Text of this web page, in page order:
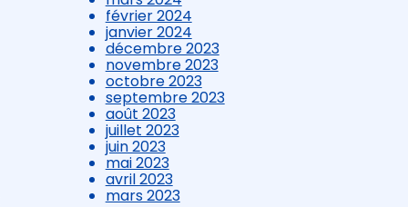
février 2024
janvier 2024
décembre 2023
novembre 2023
octobre 2023
septembre 2023
août 2023
juillet 2023
juin 2023
mai 2023
avril 2023
mars 2023